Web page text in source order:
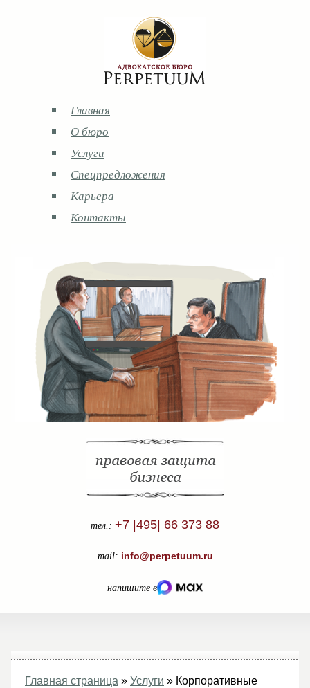
Главная
О бюро
Услуги
Спецпредложения
Карьера
Контакты
тел.: +7 |495| 66 373 88
mail: info@perpetuum.ru
напишите в
Главная страница » Услуги » Корпоративные